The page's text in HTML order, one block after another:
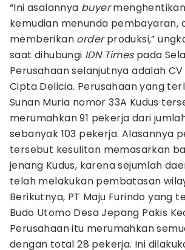
“Ini asalannya buyer
kemudian menunda pembayaran,
memberikan orderproduksi,”
saat dihubungi IDN Timespada
Perusahaan selanjutnya adalah
Cipta Delicia. Perusahaan yang
Sunan Muria nomor 33A Kudus
merumahkan 91 pekerja dari
sebanyak 103 pekerja. Alasannya
tersebut kesulitan memasarkan
jenang Kudus, karena sejumlah
telah melakukan pembatasan
Berikutnya, PT Maju Furindo yang
Budo Utomo Desa Jepang Pakis
Perusahaan itu merumahkan
dengan total 28 pekerja. Ini